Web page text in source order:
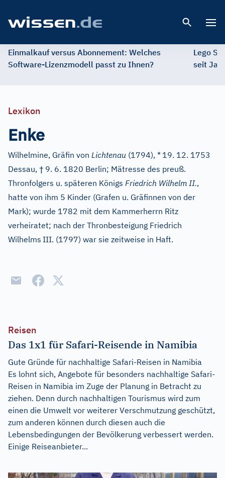
Einmalkauf versus Abonnement: Welches
Software-Lizenzmodell passt zu Ihnen?
Lego
seit
Lexikon
Enke
Wilhelmine, Gräfin von Lichtenau (1794), * 19. 12. 1753
Dessau, † 9. 6. 1820 Berlin; Mätresse des preuß.
Thronfolgers u. späteren Königs Friedrich Wilhelm II.,
hatte von ihm 5 Kinder (Grafen u. Gräfinnen von der
Mark); wurde 1782 mit dem Kammerherrn Ritz
verheiratet; nach der Thronbesteigung Friedrich
Wilhelms III. (1797) war sie zeitweise in Haft.
Reisen
Das 1x1 für Safari-Reisende in Namibia
Gute Gründe für nachhaltige Safari-Reisen in Namibia
Es lohnt sich, Angebote für besonders nachhaltige Safari-
Reisen in Namibia im Zuge der Planung in Betracht zu
ziehen. Denn durch nachhaltigen Tourismus wird zum
einen die Umwelt vor weiterer Verschmutzung geschützt,
zum anderen können durch diesen auch die
Lebensbedingungen der Bevölkerung verbessert werden.
Einige Reiseanbieter...